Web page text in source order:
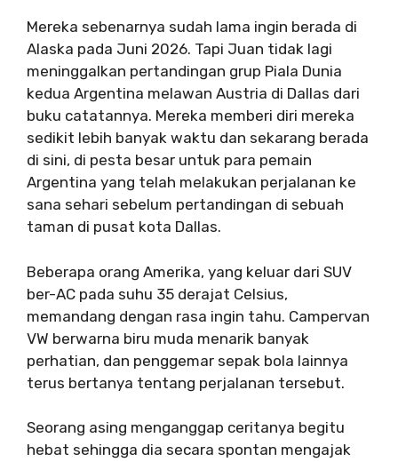
Mereka sebenarnya sudah lama ingin berada di
Alaska pada Juni 2026. Tapi Juan tidak lagi
meninggalkan pertandingan grup Piala Dunia
kedua Argentina melawan Austria di Dallas dari
buku catatannya. Mereka memberi diri mereka
sedikit lebih banyak waktu dan sekarang berada
di sini, di pesta besar untuk para pemain
Argentina yang telah melakukan perjalanan ke
sana sehari sebelum pertandingan di sebuah
taman di pusat kota Dallas.
Beberapa orang Amerika, yang keluar dari SUV
ber-AC pada suhu 35 derajat Celsius,
memandang dengan rasa ingin tahu. Campervan
VW berwarna biru muda menarik banyak
perhatian, dan penggemar sepak bola lainnya
terus bertanya tentang perjalanan tersebut.
Seorang asing menganggap ceritanya begitu
hebat sehingga dia secara spontan mengajak